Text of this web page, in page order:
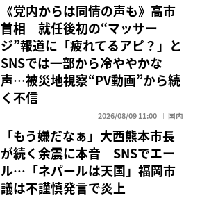
《党内からは同情の声も》高市
首相 就任後初の“マッサー
ジ”報道に「疲れてるアピ？」と
SNSでは一部から冷ややかな
声…被災地視察“PV動画”から続
く不信
2026/08/09 11:00 国内
「もう嫌だなぁ」大西熊本市長
が続く余震に本音 SNSでエー
ル…「ネパールは天国」福岡市
議は不謹慎発言で炎上